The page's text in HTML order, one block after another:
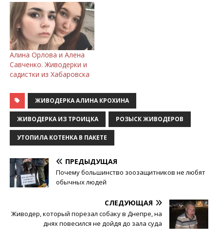
Алина Орлова и Алена
Савченко. Живодерки и
садистки из Хабаровска
ЖИВОДЕРКА АЛИНА КРОХИНА
ЖИВОДЕРКА ИЗ ТРОИЦКА РОЗЫСК ЖИВОДЕРОВ
УТОПИЛА КОТЕНКА В ПАКЕТЕ
ПРЕДЫДУЩАЯ
Почему большинство зоозащитников не любят
обычных людей
СЛЕДУЮЩАЯ
Живодер, который порезал собаку в Днепре, на
днях повесился не дойдя до зала суда